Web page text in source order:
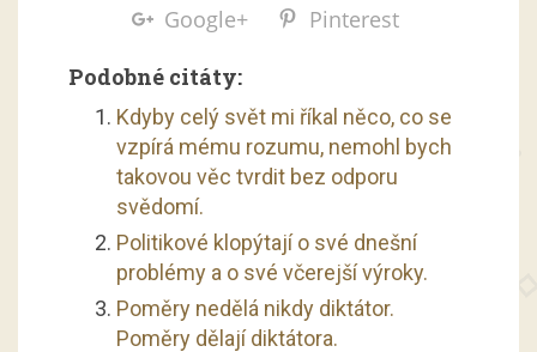
Google+
Pinterest
Podobné citáty:
Kdyby celý svět mi říkal něco, co se
vzpírá mému rozumu, nemohl bych
takovou věc tvrdit bez odporu
svědomí.
Politikové klopýtají o své dnešní
problémy a o své včerejší výroky.
Poměry nedělá nikdy diktátor.
Poměry dělají diktátora.